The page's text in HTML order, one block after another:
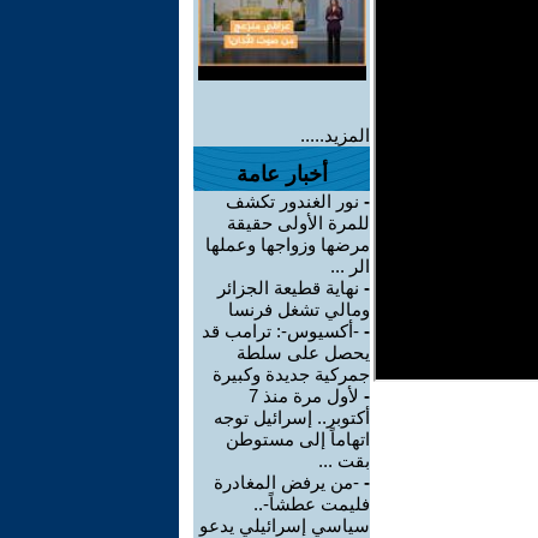
المزيد.....
أخبار عامة
- نور الغندور تكشف
للمرة الأولى حقيقة
مرضها وزواجها وعملها
الر ...
- نهاية قطيعة الجزائر
ومالي تشغل فرنسا
- -أكسيوس-: ترامب قد
يحصل على سلطة
جمركية جديدة وكبيرة
-
لأول مرة منذ 7
أكتوبر.. إسرائيل توجه
اتهاماً إلى مستوطن
بقت ...
- -من يرفض المغادرة
فليمت عطشاً-..
سياسي إسرائيلي يدعو